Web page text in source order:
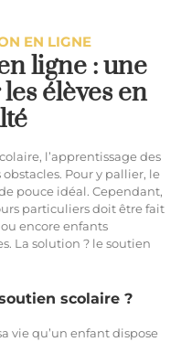
EN LIGNE
ligne : une
élèves en
l’apprentissage des
Pour y pallier, le
pouce idéal. Cependant,
particuliers doit être fait
ou encore enfants
La solution ? le soutien
scolaire ?
vie qu’un enfant dispose